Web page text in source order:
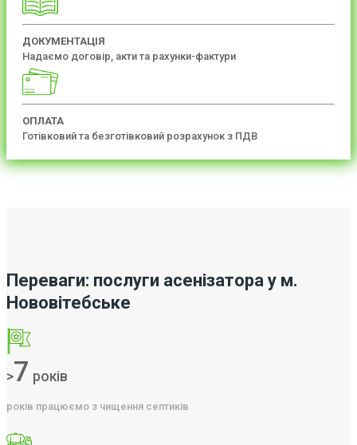
ДОКУМЕНТАЦІЯ
Надаємо договір, акти та рахунки-фактури
ОПЛАТА
Готівковий та безготівковий розрахунок з ПДВ
Переваги: послуги асенізатора у м.
Нововітебське
>7 років
років працюємо з чищення септиків